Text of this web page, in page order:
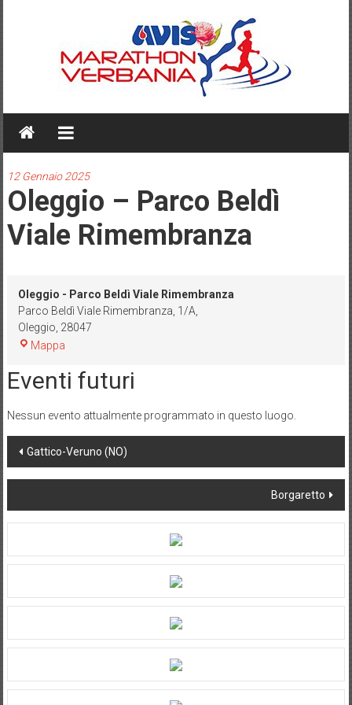
AVIS
MARATHON
VERBANIA
12 Gennaio 2025
Oleggio – Parco Beldì
Viale Rimembranza
Oleggio - Parco Beldì Viale Rimembranza
Parco Beldì Viale Rimembranza, 1/A,
Oleggio 28047
MappaOleggio
Parco
Beldì
Viale
Eventi futuri
Nessun evento attualmente programmato in questo luogo.
Post
navigation
Gattico-Veruno (NO)
Borgaretto